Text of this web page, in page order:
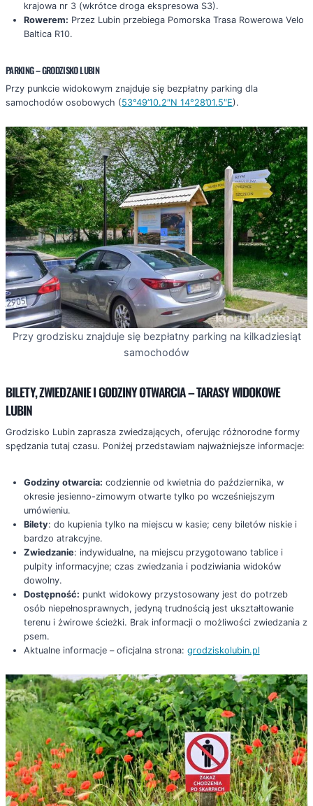
krajowa nr 3 (wkrótce droga ekspresowa S3).
Rowerem: Przez Lubin przebiega Pomorska Trasa Rowerowa Velo
Baltica R10.
PARKING – GRODZISKO LUBIN
Przy punkcie widokowym znajduje się bezpłatny parking dla
samochodów osobowych (53°49’10.2″N 14°28’01.5″E).
Przy grodzisku znajduje się bezpłatny parking na kilkadziesiąt
samochodów
BILETY, ZWIEDZANIE I GODZINY OTWARCIA – TARASY WIDOKOWE
LUBIN
Grodzisko Lubin zaprasza zwiedzających, oferując różnorodne formy
spędzania tutaj czasu. Poniżej przedstawiam najważniejsze informacje:
Godziny otwarcia: codziennie od kwietnia do października, w
okresie jesienno-zimowym otwarte tylko po wcześniejszym
umówieniu.
Bilety: do kupienia tylko na miejscu w kasie; ceny biletów niskie i
bardzo atrakcyjne.
Zwiedzanie: indywidualne, na miejscu przygotowano tablice i
pulpity informacyjne; czas zwiedzania i podziwiania widoków
dowolny.
Dostępność: punkt widokowy przystosowany jest do potrzeb
osób niepełnosprawnych, jedyną trudnością jest ukształtowanie
terenu i żwirowe ścieżki. Brak informacji o możliwości zwiedzania z
psem.
Aktualne informacje – oficjalna strona: grodziskolubin.pl